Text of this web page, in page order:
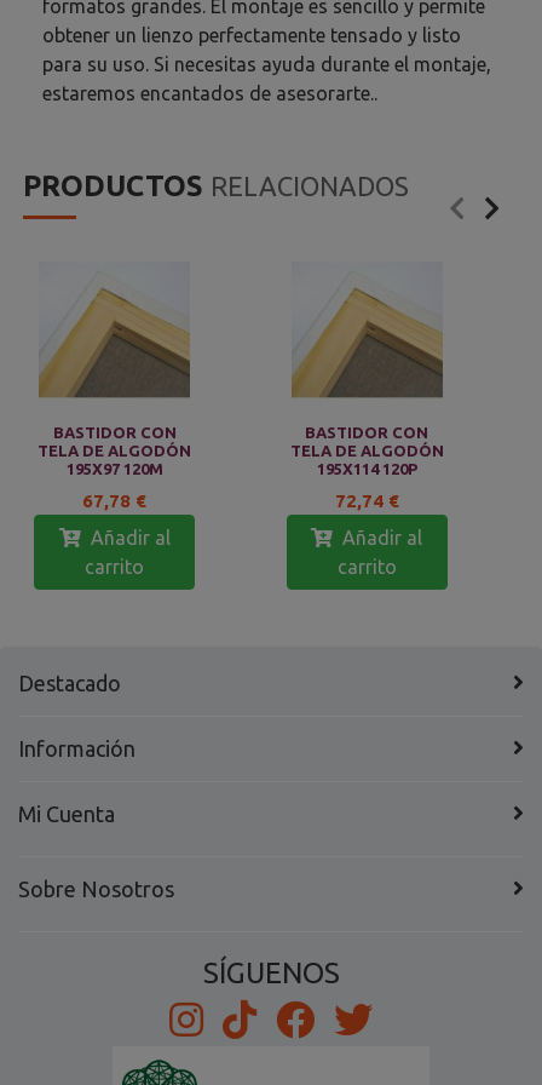
formatos grandes. El montaje es sencillo y permite
obtener un lienzo perfectamente tensado y listo
para su uso. Si necesitas ayuda durante el montaje,
estaremos encantados de asesorarte..
PRODUCTOS RELACIONADOS
BASTIDOR CON
TELA DE ALGODÓN
195X97 120M
67,78 €
Añadir al
carrito
BASTIDOR CON
TELA DE ALGODÓN
195X114 120P
72,74 €
Añadir al
carrito
Destacado
Información
Mi Cuenta
Sobre Nosotros
SÍGUENOS